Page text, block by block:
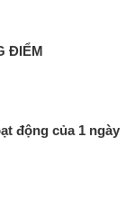
ĐIỂM
động của 1 ngày